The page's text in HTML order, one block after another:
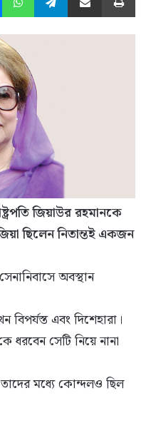
জিয়াউর রহমানকে
ছিলেন নিতান্তই একজন
অবস্থান
এবং দিশেহারা।
ধরবেন সেটি নিয়ে নানা
তাদের মধ্যে কোন্দলও ছিল